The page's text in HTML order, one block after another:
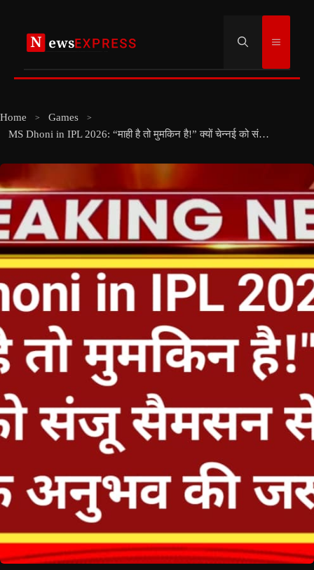
content
Menu
Home
Games
MS Dhoni in IPL 2026: “माही है तो मुमकिन है!” क्यों चेन्नई को संजू सैमसन से ज्यादा धोनी के अनुभव की जरूरत है?